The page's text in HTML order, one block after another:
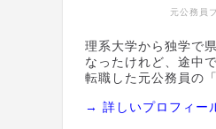
元公務員
理系大学から独学で
なったけれど、途中
転職した元公務員の
→ 詳しいプロフィー